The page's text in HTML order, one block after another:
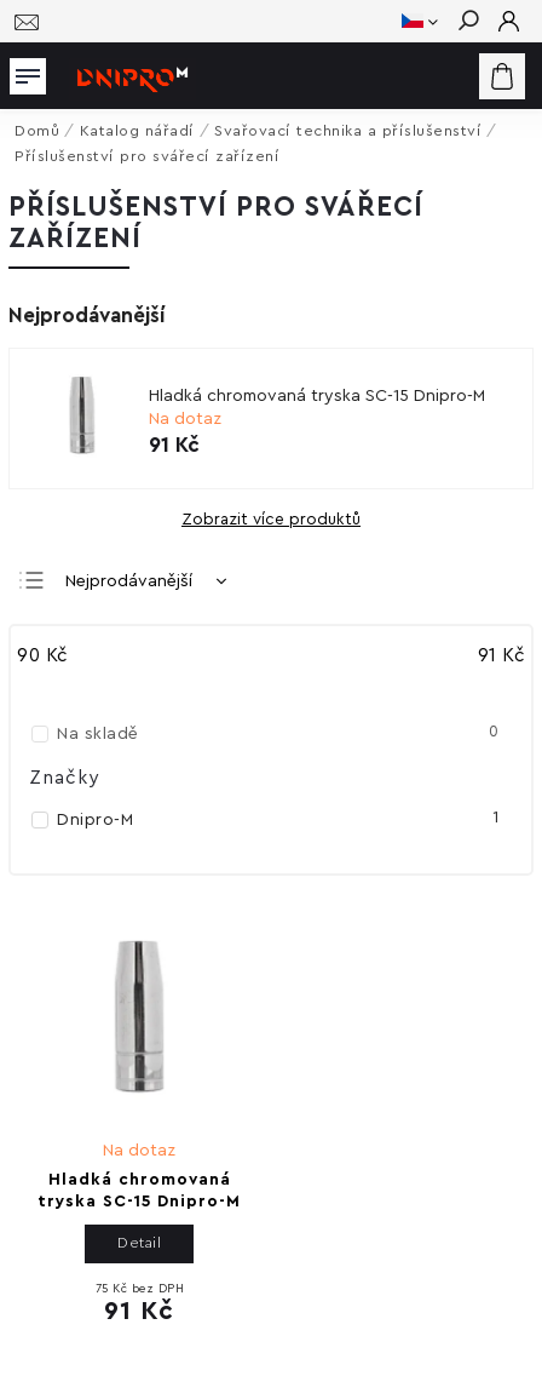
Hledat
Domů / Katalog nářadí / Svařovací technika a příslušenství /
Příslušenství pro svářecí zařízení
PŘÍSLUŠENSTVÍ PRO SVÁŘECÍ
ZAŘÍZENÍ
Nejprodávanější
Hladká chromovaná tryska SC-15 Dnipro-M
Na dotaz
91 Kč
Zobrazit více produktů
Nejprodávanější
Nejdražší
90 Kč 91 Kč
Na skladě 0
Značky
Dnipro-M 1
Hladká chromovaná
tryska SC-15 Dnipro-M
Na dotaz
75 Kč bez DPH
91 Kč
Detail